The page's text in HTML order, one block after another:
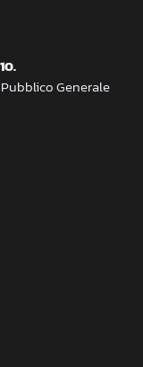
Generale